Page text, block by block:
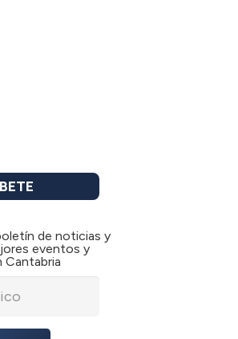
de noticias y
eventos y
Cantabria